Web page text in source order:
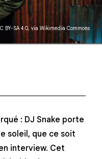
BY-SA 4.0, via Wikimedia Commons
: DJ Snake porte
soleil, que ce soit
interview. Cet